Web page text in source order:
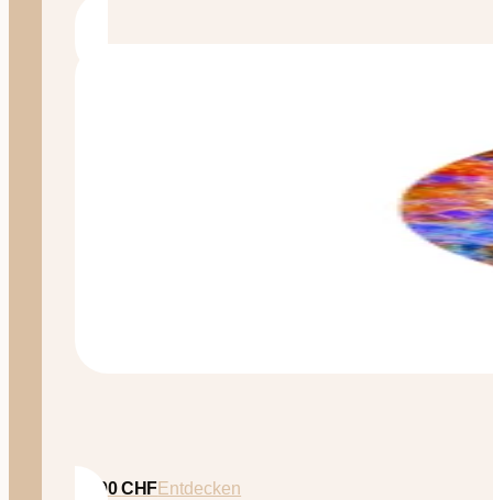
35.00CHFEntdecken